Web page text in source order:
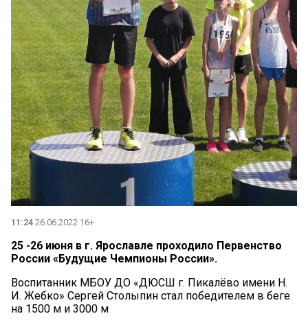
11:24 26.06.2022 16+
25 -26 июня в г. Ярославле проходило Первенство
России «Будущие Чемпионы России».
Воспитанник МБОУ ДО «ДЮСШ г. Пикалёво имени Н.
И. Жебко» Сергей Столыпин стал победителем в беге
на 1500 м и 3000 м